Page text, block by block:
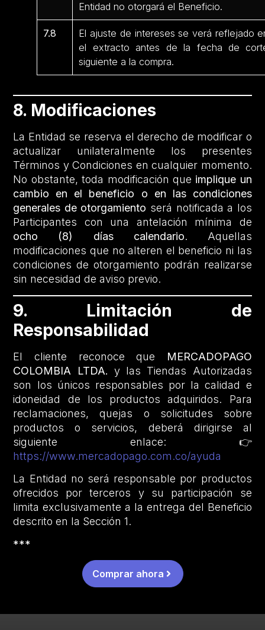
Entidad no otorgará el Beneficio.
7.8
El ajuste de intereses se verá reflejado
el extracto antes de la fecha de
siguiente a la compra.
8. Modificaciones
La Entidad se reserva el derecho de modificar o
actualizar unilateralmente los presentes
Términos y Condiciones en cualquier momento.
No obstante, toda modificación que implique un
cambio en el beneficio o en las condiciones
generales de otorgamiento será notificada a los
Participantes con una antelación mínima de
ocho (8) días calendario. Aquellas
modificaciones que no alteren el beneficio ni las
condiciones de otorgamiento podrán realizarse
sin necesidad de aviso previo.
9. Limitación de
Responsabilidad
El cliente reconoce que
MERCADOPAGO
COLOMBIA LTDA. y las Tiendas Autorizadas
son los únicos responsables por la calidad e
idoneidad de los productos adquiridos. Para
reclamaciones, quejas o solicitudes sobre
productos o servicios, deberá dirigirse al
siguiente enlace: 👉
https://www.mercadopago.com.co/ayuda
La Entidad no será responsable por productos
ofrecidos por terceros y su participación se
limita exclusivamente a la entrega del Beneficio
descrito en la Sección 1.
***
Comprar ahora